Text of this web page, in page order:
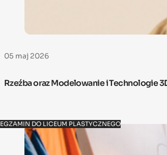
05 maj 2026
Rzeźba oraz Modelowanie i Technologie
EGZAMIN DO LICEUM PLASTYCZNEGO